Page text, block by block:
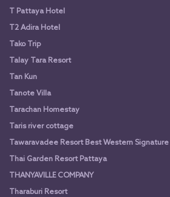
T Pattaya Hotel
T2 Adira Hotel
Tako Trip
Talay Tara Resort
Tan Kun
Tanote Villa
Tarachan Homestay
Taris river cottage
Tawaravadee Resort Best Western
Thai Garden Resort Pattaya
THANYAVILLE COMPANY
Tharaburi Resort